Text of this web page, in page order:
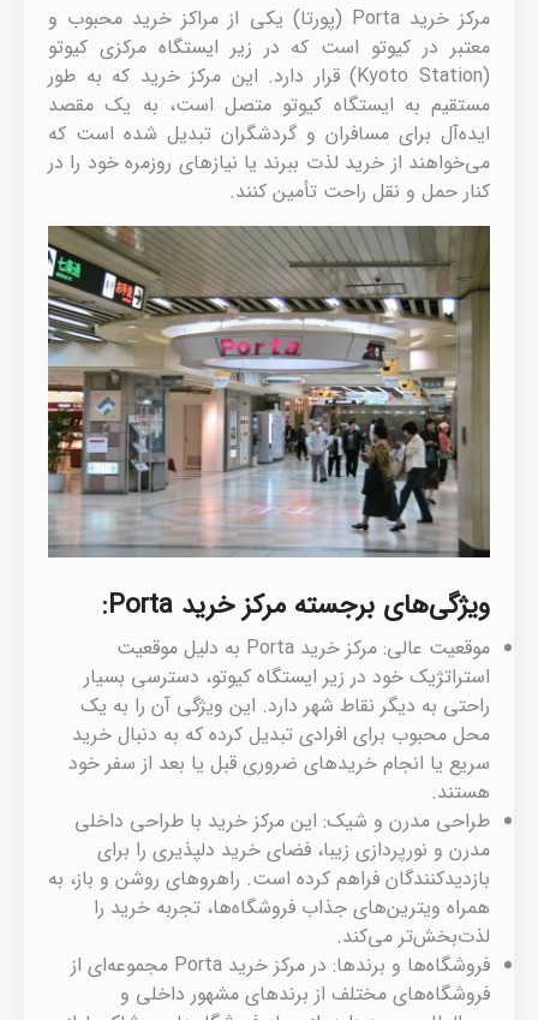
مرکز خرید Porta (پورتا) یکی از مراکز خرید محبوب و
معتبر در کیوتو است که در زیر ایستگاه مرکزی کیوتو
(Kyoto Station) قرار دارد. این مرکز خرید که به طور
مستقیم به ایستگاه کیوتو متصل است، به یک مقصد
ایده‌آل برای مسافران و گردشگران تبدیل شده است که
می‌خواهند از خرید لذت ببرند یا نیازهای روزمره خود را در
کنار حمل و نقل راحت تأمین کنند.
ویژگی‌های برجسته مرکز خرید Porta:
موقعیت عالی: مرکز خرید Porta به دلیل موقعیت
استراتژیک خود در زیر ایستگاه کیوتو، دسترسی بسیار
راحتی به دیگر نقاط شهر دارد. این ویژگی آن را به یک
محل محبوب برای افرادی تبدیل کرده که به دنبال خرید
سریع یا انجام خریدهای ضروری قبل یا بعد از سفر خود
هستند.
طراحی مدرن و شیک: این مرکز خرید با طراحی داخلی
مدرن و نورپردازی زیبا، فضای خرید دلپذیری را برای
بازدیدکنندگان فراهم کرده است. راهروهای روشن و باز، به
همراه ویترین‌های جذاب فروشگاه‌ها، تجربه خرید را
لذت‌بخش‌تر می‌کند.
فروشگاه‌ها و برندها: در مرکز خرید Porta مجموعه‌ای از
فروشگاه‌های مختلف از برندهای مشهور داخلی و